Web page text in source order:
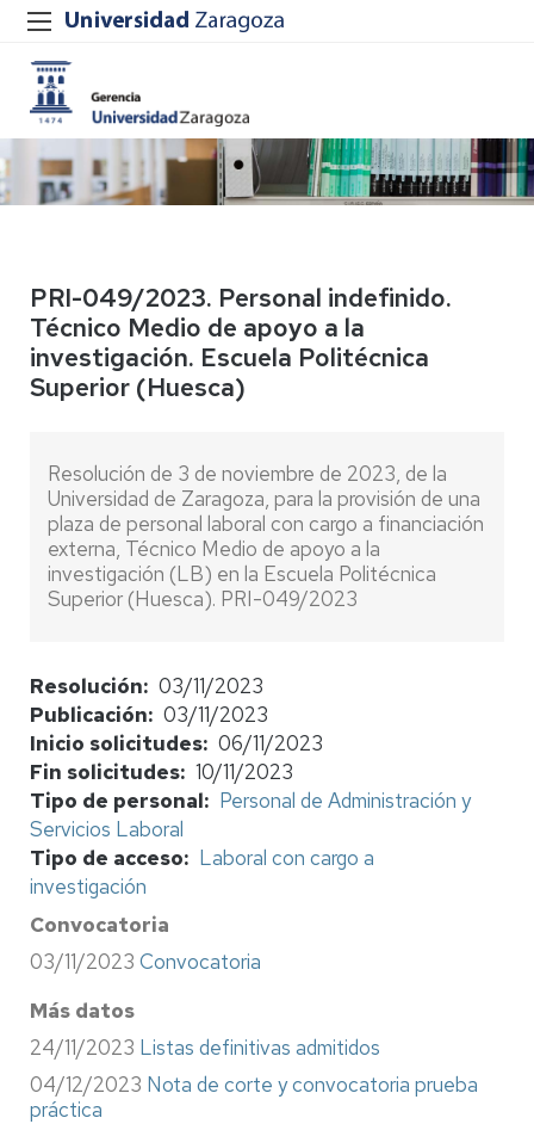
PRI-049/2023. Personal indefinido.
Técnico Medio de apoyo a la
investigación. Escuela Politécnica
Superior (Huesca)
Resolución de 3 de noviembre de 2023, de la
Universidad de Zaragoza, para la provisión de una
plaza de personal laboral con cargo a financiación
externa, Técnico Medio de apoyo a la
investigación (LB) en la Escuela Politécnica
Superior (Huesca). PRI-049/2023
Resolución
03/11/2023
Publicación
03/11/2023
Inicio solicitudes 06/11/2023
Fin solicitudes 10/11/2023
Tipo de personal
Personal de Administración y
Servicios Laboral
Tipo de acceso
Laboral con cargo a
investigación
Convocatoria
03/11/2023 Convocatoria
Más datos
24/11/2023 Listas definitivas admitidos
04/12/2023 Nota de corte y convocatoria prueba
práctica